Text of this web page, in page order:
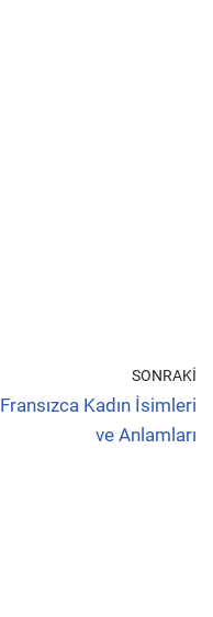
SONRAKI
Fransızca Kadın İsimleri
ve Anlamları